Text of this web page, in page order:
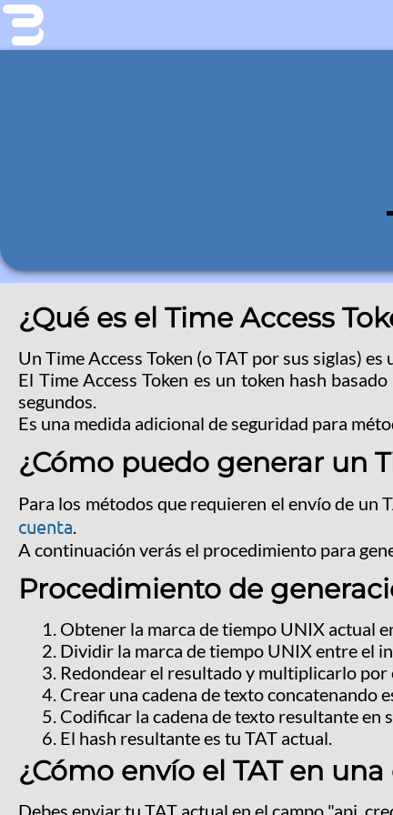
¿Qué es el Time Access
Un Time Access Token (o TAT por sus siglas)
El Time Access Token es un token hash
segundos.
Es una medida adicional de seguridad para
¿Cómo puedo generar un
Para los métodos que requieren el envío de un
cuenta
A continuación verás el procedimiento para
Procedimiento de
Obtener la marca de tiempo UNIX actual
Dividir la marca de tiempo UNIX entre el
Redondear el resultado y multiplicarlo por
Crear una cadena de texto concatenando
Codificar la cadena de texto resultante en
El hash resultante es tu TAT actual.
¿Cómo envío el TAT en